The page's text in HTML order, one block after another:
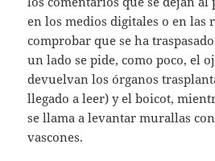
en los medios digitales o en las
comprobar que se ha
un lado se pide, como poco, el
devuelvan los órganos
llegado a leer) y el boicot,
se llama a levantar murallas
vascones.